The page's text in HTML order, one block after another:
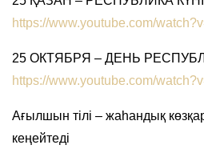
https://www.youtube.com/
25 ОКТЯБРЯ – ДЕНЬ
https://www.youtube.com/
Ағылшын тілі – жаһандық
кеңейтеді